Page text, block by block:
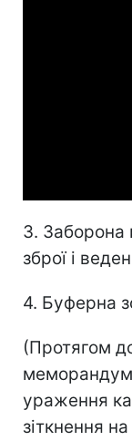
3. Заборона
зброї і
4. Буферна
(Протягом
ураження
зіткнення